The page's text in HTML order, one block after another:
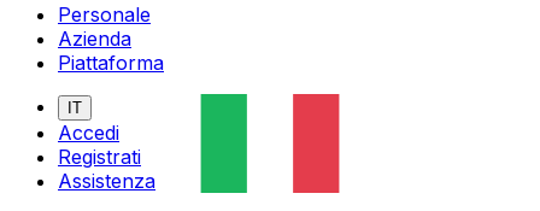
Personale
Azienda
Piattaforma
IT
Accedi
Registrati
Assistenza